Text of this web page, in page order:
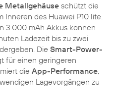
Metallgehäuse schützt die
Inneren des Huawei P10 lite.
3.000 mAh Akkus können
Ladezeit bis zu zwei
Die Smart-Power-
für einen geringeren
die App-Performance,
Lagevorgängen zu